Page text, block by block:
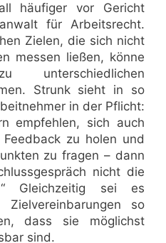
häufiger vor Gericht
für Arbeitsrecht.
Zielen, die sich nicht
messen ließen, könne
Strunk sieht in so
in der Pflicht:
empfehlen, sich auch
zu holen und
zu fragen – dann
nicht die
Gleichzeitig sei es
so
dass sie möglichst
sind.